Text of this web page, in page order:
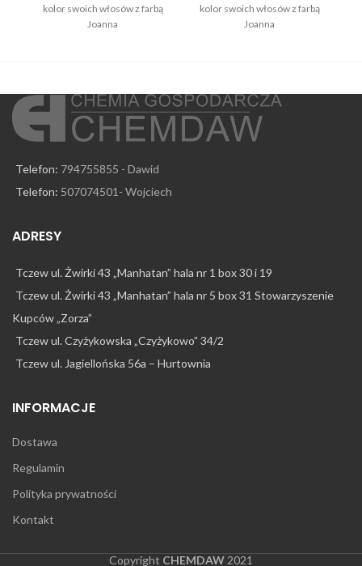
kolor swoich włosów z farbą
Joanna
kolor swoich włosów z farbą
Joanna
Telefon: 794755855 - Dawid
Telefon: 507074501- Wojciech
ADRESY
Tczew ul. Żwirki 43 „Manhatan” hala nr 1 box 30 i 19
Tczew ul. Żwirki 43 „Manhatan” hala nr 5 box 31 Stowarzyszenie
Kupców „Zorza”
Tczew ul. Czyżykowska „Czyżykowo” 34/2
Tczew ul. Jagiellońska 56a – Hurtownia
INFORMACJE
Dostawa
Regulamin
Polityka prywatności
Kontakt
Copyright CHEMDAW2021